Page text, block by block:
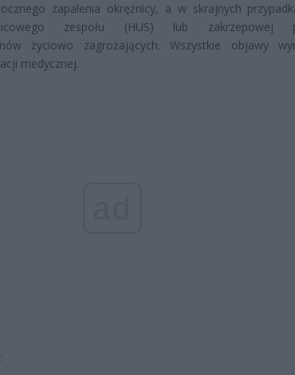
zapalenia okrężnicy, a w skrajnych
zespołu (HUS) lub zakrzepowej
życiowo zagrożających. Wszystkie objawy
medycznej.